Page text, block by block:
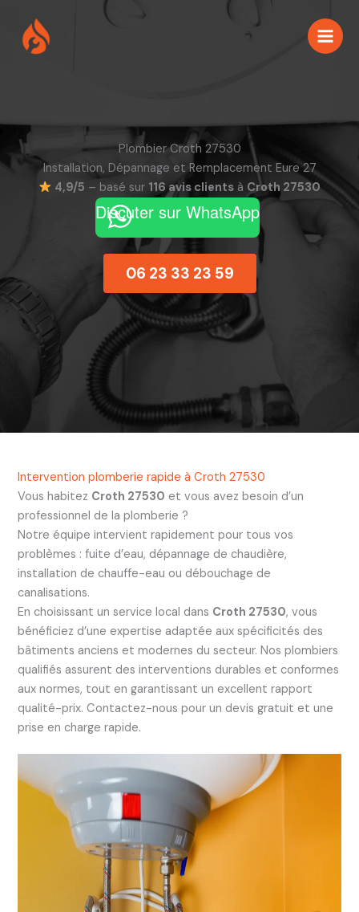
contenu
Plombier Croth 27530
Installation, Dépannage et Remplacement Eure 27
4,9/5 – basé sur 116 avis clients à Croth 27530
Discuter sur WhatsApp
06 23 33 23 59
Intervention plomberie rapide à Croth 27530
Vous habitez Croth 27530 et vous avez besoin d’un
professionnel de la plomberie ?
Notre équipe intervient rapidement pour tous vos
problèmes : fuite d’eau, dépannage de chaudière,
installation de chauffe-eau ou débouchage de
canalisations.
En choisissant un service local dans Croth 27530, vous
bénéficiez d’une expertise adaptée aux spécificités des
bâtiments anciens et modernes du secteur. Nos plombiers
qualifiés assurent des interventions durables et conformes
aux normes, tout en garantissant un excellent rapport
qualité-prix. Contactez-nous pour un devis gratuit et une
prise en charge rapide.